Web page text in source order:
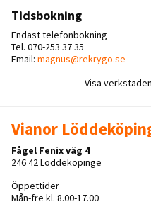
Tidsbokning
Endast telefonbokning
Tel. 070-253 37 35
Email: magnus@rekrygo.se
Visa
Vianor
Fågel Fenix väg 4
246 42 Löddeköpinge
Öppettider
Mån-fre kl. 8.00-17.00